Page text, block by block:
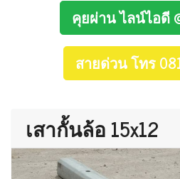
คุยผ่าน ไลน์ไอดี
สายด่วน โทร
เสากั้นล้อ 15x12